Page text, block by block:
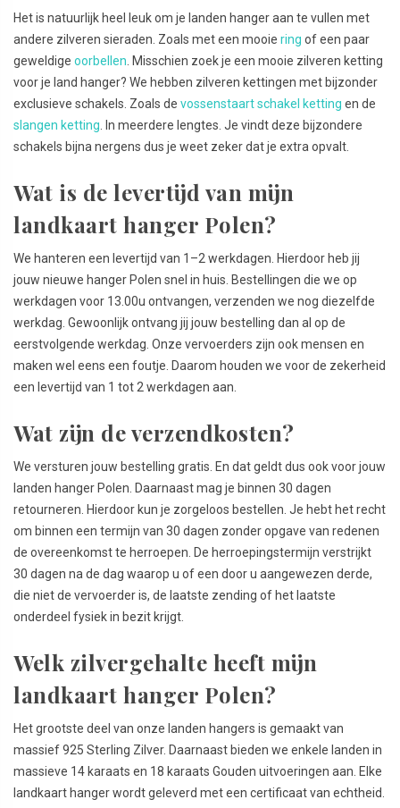
Het is natuurlijk heel leuk om je landen hanger aan te vullen met
andere zilveren sieraden. Zoals met een mooie ring of een paar
geweldige oorbellen . Misschien zoek je een mooie zilveren ketting
voor je land hanger? We hebben zilveren kettingen met bijzonder
exclusieve schakels. Zoals de vossenstaart schakel ketting en de
slangen ketting . In meerdere lengtes. Je vindt deze bijzondere
schakels bijna nergens dus je weet zeker dat je extra opvalt.
Wat is de levertijd van mijn
landkaart hanger Polen?
We hanteren een levertijd van 1–2 werkdagen. Hierdoor heb jij
jouw nieuwe hanger Polen snel in huis. Bestellingen die we op
werkdagen voor 13.00u ontvangen, verzenden we nog diezelfde
werkdag. Gewoonlijk ontvang jij jouw bestelling dan al op de
eerstvolgende werkdag. Onze vervoerders zijn ook mensen en
maken wel eens een foutje. Daarom houden we voor de zekerheid
een levertijd van 1 tot 2 werkdagen aan.
Wat zijn de verzendkosten?
We versturen jouw bestelling gratis. En dat geldt dus ook voor jouw
landen hanger Polen. Daarnaast mag je binnen 30 dagen
retourneren. Hierdoor kun je zorgeloos bestellen. Je hebt het recht
om binnen een termijn van 30 dagen zonder opgave van redenen
de overeenkomst te herroepen. De herroepingstermijn verstrijkt
30 dagen na de dag waarop u of een door u aangewezen derde,
die niet de vervoerder is, de laatste zending of het laatste
onderdeel fysiek in bezit krijgt.
Welk zilvergehalte heeft mijn
landkaart hanger Polen?
Het grootste deel van onze landen hangers is gemaakt van
massief 925 Sterling Zilver. Daarnaast bieden we enkele landen in
massieve 14 karaats en 18 karaats Gouden uitvoeringen aan. Elke
landkaart hanger wordt geleverd met een certificaat van echtheid.